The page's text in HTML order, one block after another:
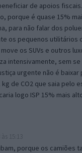
de apoios
porque é quase 15%
para não falar dos
os pequenos utilitários
os SUVs e outros
intensivamente, sem
urgente não é
de CO2 que saia pelo
logo ISP 15% mais
porque os camiões